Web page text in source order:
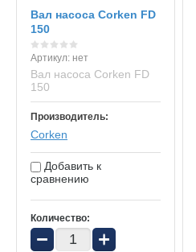
Вал насоса Corken FD
150
Артикул: нет
Вал насоса Corken FD
150
Производитель:
Corken
Добавить к
сравнению
Количество:
− +